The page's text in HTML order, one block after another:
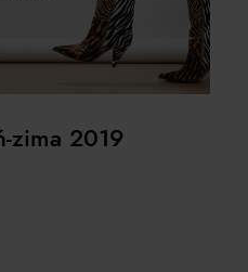
zima 2019